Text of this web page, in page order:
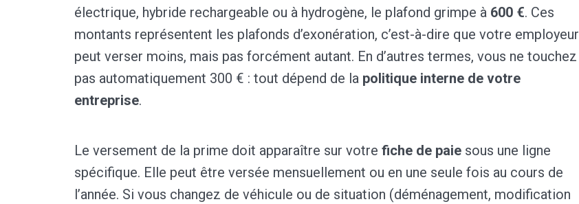
électrique, hybride rechargeable ou à hydrogène, le plafond grimpe à 600 €. Ces
montants représentent les plafonds d’exonération, c’est-à-dire que votre employeur
peut verser moins, mais pas forcément autant. En d’autres termes, vous ne touchez
pas automatiquement 300 € : tout dépend de la politique interne de votre
entreprise.
Le versement de la prime doit apparaître sur votre fiche de paie sous une ligne
spécifique. Elle peut être versée mensuellement ou en une seule fois au cours de
l’année. Si vous changez de véhicule ou de situation (déménagement, modification